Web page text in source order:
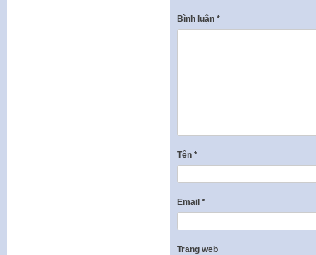
Bình luận *
Tên *
Email *
Trang web